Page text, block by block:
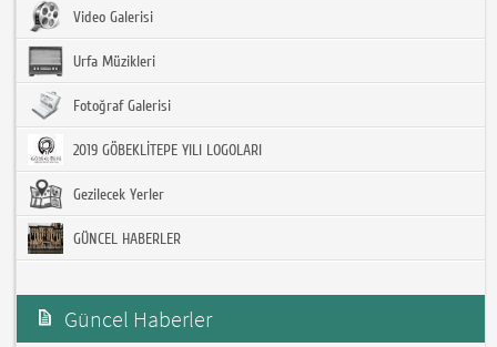
Video Galerisi
Urfa Müzikleri
Fotoğraf Galerisi
2019 GÖBEKLİTEPE YILI LOGOLARI
Gezilecek Yerler
GÜNCEL HABERLER
Güncel Haberler